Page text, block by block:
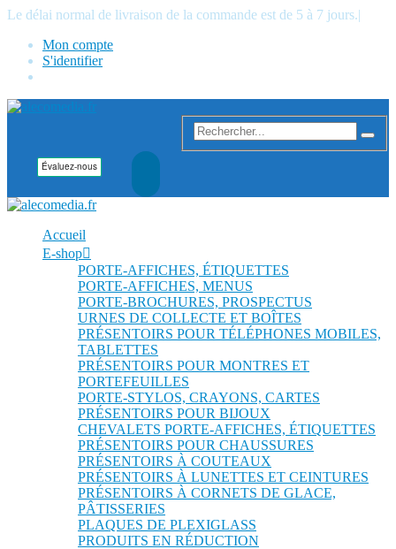
Le délai normal de livraison de la commande est de 5 à 7 jours.|
Mon compte
S'identifier
Accueil
E-shop
PORTE-AFFICHES, ÉTIQUETTES
PORTE-AFFICHES, MENUS
PORTE-BROCHURES, PROSPECTUS
URNES DE COLLECTE ET BOÎTES
PRÉSENTOIRS POUR TÉLÉPHONES MOBILES,
TABLETTES
PRÉSENTOIRS POUR MONTRES ET
PORTEFEUILLES
PORTE-STYLOS, CRAYONS, CARTES
PRÉSENTOIRS POUR BIJOUX
CHEVALETS PORTE-AFFICHES, ÉTIQUETTES
PRÉSENTOIRS POUR CHAUSSURES
PRÉSENTOIRS À COUTEAUX
PRÉSENTOIRS À LUNETTES ET CEINTURES
PRÉSENTOIRS À CORNETS DE GLACE,
PÂTISSERIES
PLAQUES DE PLEXIGLASS
PRODUITS EN RÉDUCTION